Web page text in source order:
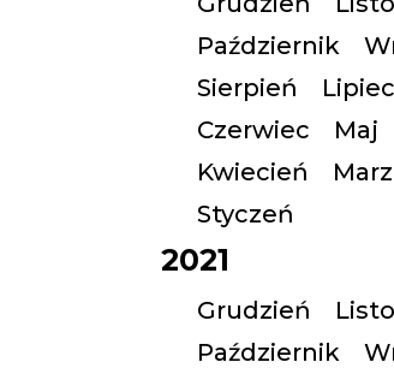
Październik
Sierpień
Lipiec
Czerwiec
Maj
Kwiecień
Styczeń
2021
Grudzień
Październik